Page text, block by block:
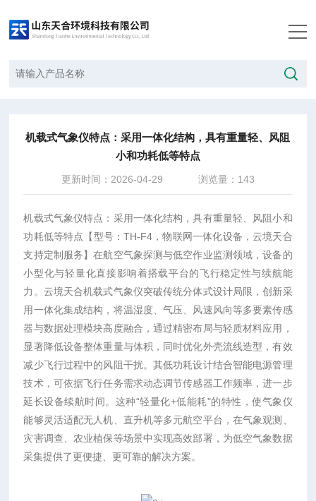
​机载式气象仪特点：采用一体化结构，具有重量轻、风阻
小和功耗低等特点
更新时间：2026-04-29 浏览量：143
机载式气象仪特点： 采用一体化结构，具有重量轻、风阻小和
功耗低等特点 【型号：TH-F4，物联网一体化设备，云境天合
支持定制服务】在航空气象探测与低空作业监测领域，设备的
小型化与轻量化直接影响着搭载平台的飞行稳定性与续航能
力。云境天合机载式气象仪突破传统分体式设计局限，创新采
用一体化集成结构，将温湿度、气压、风速风向等多要素传感
器与数据处理模块高度融合，通过精密布局与轻质材料应用，
显著降低设备整体重量与体积，同时优化外壳流线造型，有效
减少飞行过程中的风阻干扰。其低功耗设计结合智能电源管理
技术，可依据飞行任务需求动态调节传感器工作频率，进一步
延长设备续航时间。这种“轻量化+低能耗"的特性，使气象仪
能够灵活适配无人机、直升机等多元航空平台，在气象观测、
灾害调查、农业植保等场景中实现高效部署，为低空气象数据
采集提供了更便捷、更可靠的解决方案。